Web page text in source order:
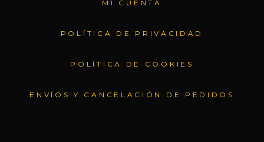
MI CUENTA
POLÍTICA DE PRIVACIDAD
POLÍTICA DE COOKIES
ENVÍOS Y CANCELACIÓN DE PEDIDOS